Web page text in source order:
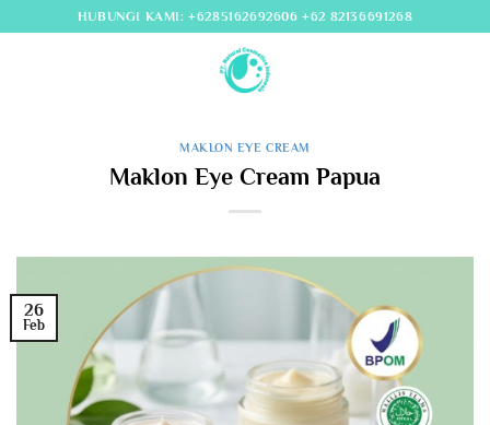
to
HUBUNGI KAMI: +6285162692606 +62 82136691268
MAKLON EYE CREAM
Maklon Eye Cream Papua
26
Feb